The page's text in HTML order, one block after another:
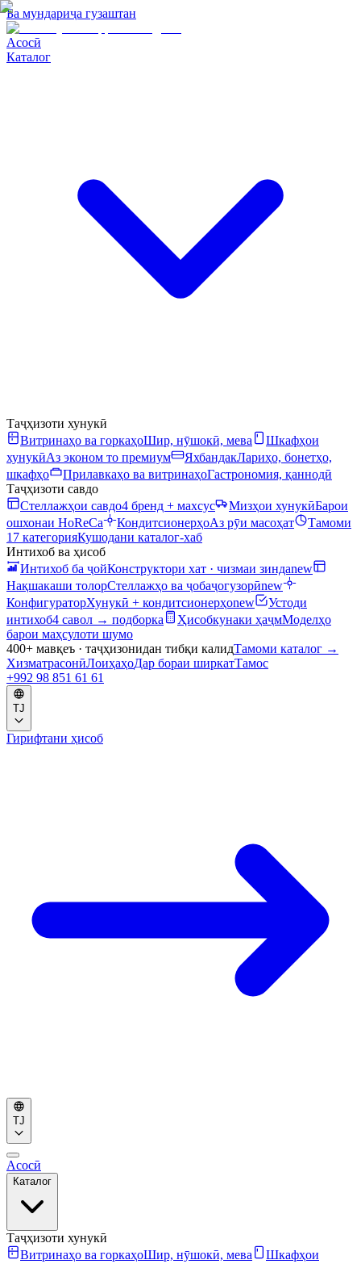
Ба мундариҷа гузаштан
Асосӣ
Каталог
Таҷҳизоти хунукӣ
Витринаҳо ва горкаҳоШир, нӯшокӣ, мева
Шкафҳои
хунукӣАз эконом то премиум ЯхбандакЛариҳо, бонетҳо,
шкафҳо
Прилавкаҳо ва витринаҳоГастрономия, қаннодӣ
Таҷҳизоти савдо
Стеллажҳои савдо4 бренд + махсус Мизҳои хунукӣБарои
ошхонаи HoReCa
КондитсионерҳоАз рӯи масоҳат
Тамоми
17 категорияКушодани каталог-хаб
Интихоб ва ҳисоб
Интихоб ба ҷойКонструктори хат · чизмаи зиндаnew
Нақшакаши толорСтеллажҳо ва ҷобаҷогузорӣnew
КонфигураторХунукӣ + кондитсионерҳоnew
Устоди
интихоб4 савол → подборка Ҳисобкунаки ҳаҷмМоделҳо
барои маҳсулоти шумо
400+ мавқеъ · таҷҳизонидан тибқи калидТамоми каталог →
ХизматрасонӣЛоиҳаҳоДар бораи ширкатТамос
+992 98 851 61 61
TJ
Гирифтани ҳисоб
TJ
Асосӣ
Каталог
Таҷҳизоти хунукӣ
Витринаҳо ва горкаҳоШир, нӯшокӣ, мева
Шкафҳои